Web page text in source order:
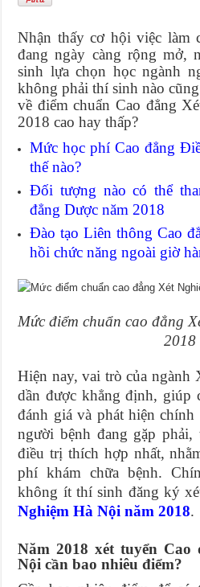
Nhận thấy cơ hội việc làm
đang ngày càng rộng mở,
sinh lựa chọn học ngành
không phải thí sinh nào
về điểm chuẩn Cao đẳng
2018 cao hay thấp?
Mức học phí Cao đẳng
thế nào?
Đối tượng nào có thể
đẳng Dược năm 2018
Đào tạo Liên thông Cao
hồi chức năng ngoài giờ
Mức điểm chuẩn cao đẳng
2018
Hiện nay, vai trò của ngành
dần được khẳng định, giúp
đánh giá và phát hiện
người bệnh đang gặp
điều trị thích hợp nhất,
phí khám chữa bệnh.
không ít thí sinh đăng ký
Nghiệm Hà Nội năm 2018.
Năm 2018 xét tuyển Cao
Nội cần bao nhiêu điểm?